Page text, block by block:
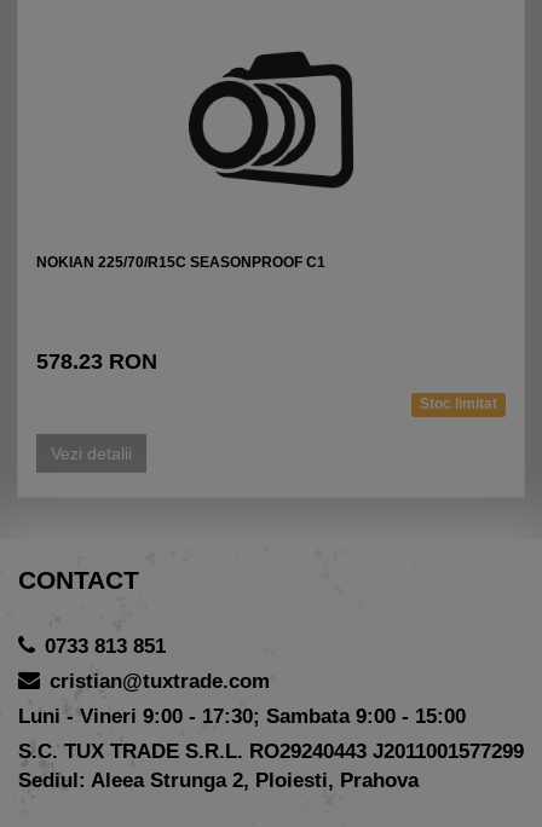
NOKIAN 225/70/R15C SEASONPROOF C1
578.23 RON
Stoc limitat
Vezi detalii
CONTACT
0733 813 851
cristian@tuxtrade.com
Luni - Vineri 9:00 - 17:30; Sambata 9:00 - 15:00
S.C. TUX TRADE S.R.L. RO29240443 J2011001577299
Sediul: Aleea Strunga 2, Ploiesti, Prahova